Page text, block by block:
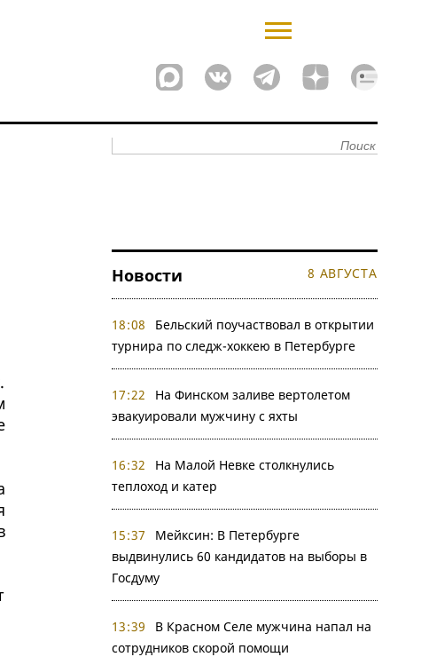
Новости 8 АВГУСТА
18:08
Бельский поучаствовал в открытии
турнира по следж-хоккею в Петербурге
17:22
На Финском заливе вертолетом
эвакуировали мужчину с яхты
16:32
На Малой Невке столкнулись
теплоход и катер
15:37
Мейксин: В Петербурге
выдвинулись 60 кандидатов на выборы в
Госдуму
13:39
В Красном Селе мужчина напал на
сотрудников скорой помощи